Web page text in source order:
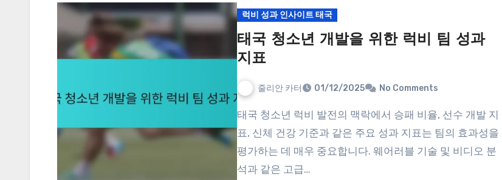
럭비 성과 인사이트 태국
태국 청소년 개발을 위한 럭비 팀 성과
지표
줄리안 카터 01/12/2025 No Comments
태국 청소년 럭비 발전의 맥락에서 승패 비율, 선수 개발 지
표, 신체 건강 기준과 같은 주요 성과 지표는 팀의 효과성을
평가하는 데 매우 중요합니다. 웨어러블 기술 및 비디오 분
석과 같은 고급…